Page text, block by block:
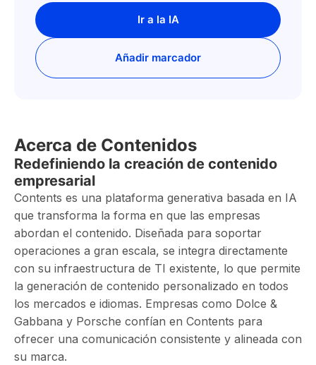
Ir a la IA
Añadir marcador
Acerca de Contenidos
Redefiniendo la creación de contenido
empresarial
Contents es una plataforma generativa basada en IA
que transforma la forma en que las empresas
abordan el contenido. Diseñada para soportar
operaciones a gran escala, se integra directamente
con su infraestructura de TI existente, lo que permite
la generación de contenido personalizado en todos
los mercados e idiomas. Empresas como Dolce &
Gabbana y Porsche confían en Contents para
ofrecer una comunicación consistente y alineada con
su marca.